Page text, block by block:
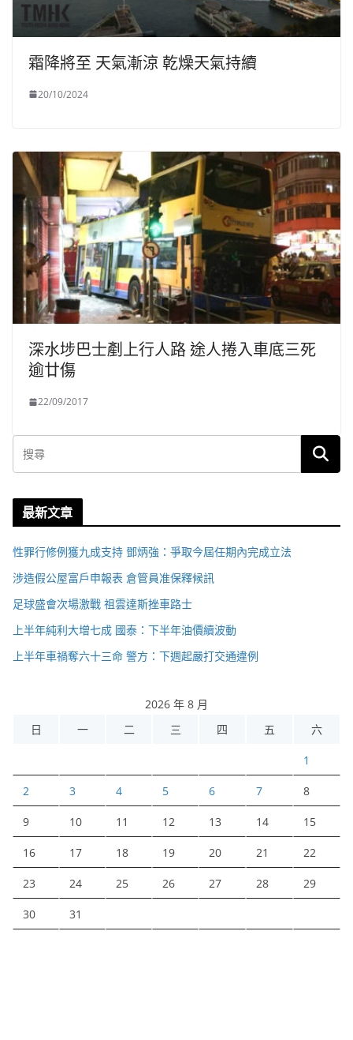
霜降將至 天氣漸涼 乾燥天氣持續
20/10/2024
深水埗巴士剷上行人路 途人捲入車底三死
逾廿傷
22/09/2017
最新文章
性罪行修例獲九成支持 鄧炳強：爭取今屆任期內完成立法
涉造假公屋富戶申報表 倉管員准保釋候訊
足球盛會次場激戰 祖雲達斯挫車路士
上半年純利大增七成 國泰：下半年油價續波動
上半年車禍奪六十三命 警方：下週起嚴打交通違例
2026 年 8 月
日
一 二 三 四 五 六
1
2 3 4 5 6 7 8
9 10 11 12 13 14 15
16 17 18 19 20 21 22
23 24 25 26 27 28 29
30 31